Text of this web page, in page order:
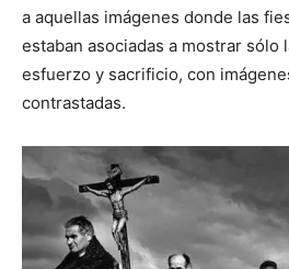
a aquellas imágenes donde las
estaban asociadas a mostrar sólo
esfuerzo y sacrificio, con
contrastadas.